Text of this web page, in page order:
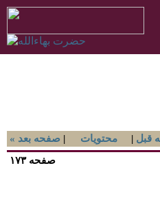
« صفحه بعد | محتويات |